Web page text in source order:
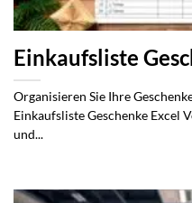
Einkaufsliste
Organisieren Sie Ihre
Einkaufsliste Geschenke Excel
und...